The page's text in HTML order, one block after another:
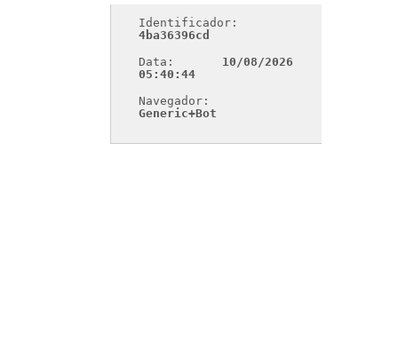
4ba36396cd
Data:
10/08/2026
05:40:44
Generic+Bot